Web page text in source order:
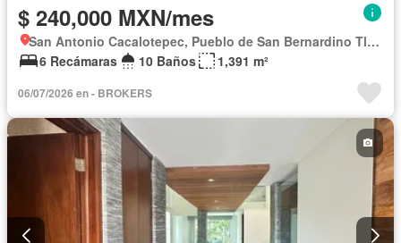
$ 240,000 MXN/mes
San Antonio Cacalotepec, Pueblo de San Bernardino Tlaxcalancingo
6 Recámaras
10 Baños 1,391 m²
06/07/2026 en - BROKERS